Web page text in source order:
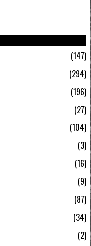
147
294
196
27
104
3
16
9
87
34
2